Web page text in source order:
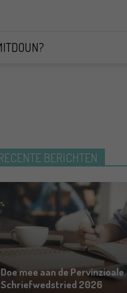
BERICHTEN
Doe mee aan de Pervinzioale
Schriefwedstried 2026